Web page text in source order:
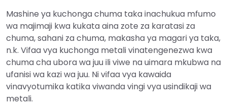
Mashine ya kuchonga chuma taka inachukua mfumo
wa majimaji kwa kukata aina zote za karatasi za
chuma, sahani za chuma, makasha ya magari ya taka,
n.k. Vifaa vya kuchonga metali vinatengenezwa kwa
chuma cha ubora wa juu ili viwe na uimara mkubwa na
ufanisi wa kazi wa juu. Ni vifaa vya kawaida
vinavyotumika katika viwanda vingi vya usindikaji wa
metali.